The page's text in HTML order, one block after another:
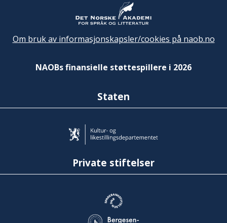
Om bruk av informasjonskapsler/cookies på naob.no
NAOBs finansielle støttespillere i 2026
Staten
Private stiftelser